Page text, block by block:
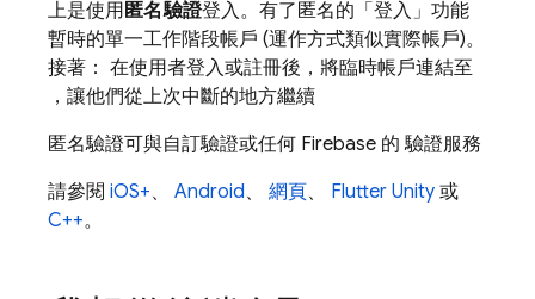
上是使用匿名驗證登入。有了匿名的「登入」功能
暫時的單一工作階段帳戶 (運作方式類似實際帳戶)。
接著： 在使用者登入或註冊後，將臨時帳戶連結至
，讓他們從上次中斷的地方繼續
匿名驗證可與自訂驗證或任何 Firebase 的 驗證服務
請參閱 iOS+、 Android、 網頁、 Flutter Unity 或
C++。